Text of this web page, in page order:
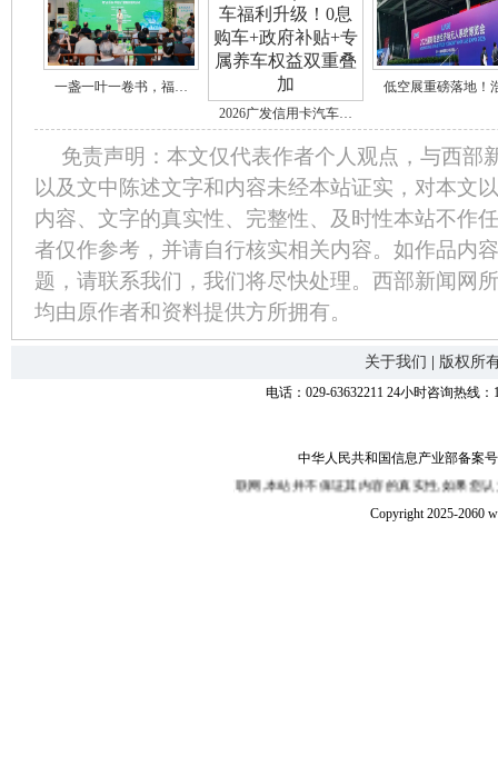
一盏一叶一卷书，福…
2026广发信用卡汽车…
低空展重磅落地！
免责声明：本文仅代表作者个人观点，与西部
以及文中陈述文字和内容未经本站证实，对本文
内容、文字的真实性、完整性、及时性本站不作
者仅作参考，并请自行核实相关内容。如作品内
题，请联系我们，我们将尽快处理。西部新闻网
均由原作者和资料提供方所拥有。
关于我们 版权所
电话：029-63632211 24小时咨询热线
中华人民共和国信息产业部备案
分新闻的发布有的是转载互联网,本站并不保证其内容的真实性,如果您认为本站
Copyright 2025-2060